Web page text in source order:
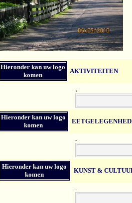
Hieronder kan uw logo
komen
AKTIVITEITEN
.
Hieronder kan uw logo
komen
.
Hieronder kan uw logo
komen
KUNST &
.